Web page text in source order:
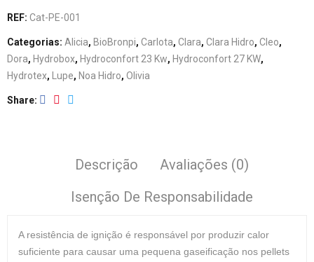
REF: Cat-PE-001
Categorias: Alicia, BioBronpi, Carlota, Clara, Clara Hidro, Cleo,
Dora, Hydrobox, Hydroconfort 23 Kw, Hydroconfort 27 KW,
Hydrotex, Lupe, Noa Hidro, Olivia
Share
Descrição
Avaliações (0)
Isenção De Responsabilidade
A resistência de ignição é responsável por produzir calor
suficiente para causar uma pequena gaseificação nos pellets